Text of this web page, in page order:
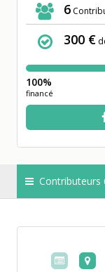
6
300 €
100%
financé
Contributeurs